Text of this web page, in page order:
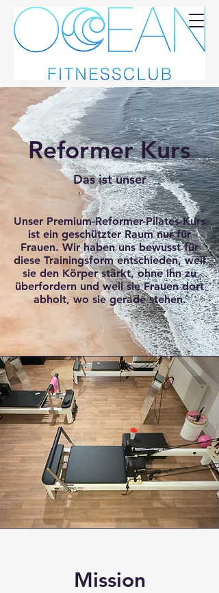
Ocean
Fitnessclub
Reformer Kurs
Das ist unser
Unser Premium-Reformer-Pilates-Kurs
ist ein geschützter Raum nur für
Frauen. Wir haben uns bewusst für
diese Trainingsform entschieden, weil
sie den Körper stärkt, ohne ihn zu
überfordern und weil sie Frauen dort
abholt, wo sie gerade stehen.
Mission